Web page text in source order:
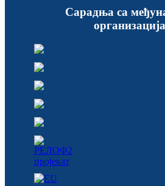
Сарадња са